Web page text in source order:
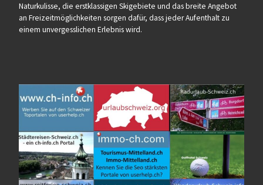
Naturkulisse, die erstklassigen Skigebiete und das breite Angebot
an Freizeitmöglichkeiten sorgen dafür, dass jeder Aufenthalt zu
einem unvergesslichen Erlebnis wird.